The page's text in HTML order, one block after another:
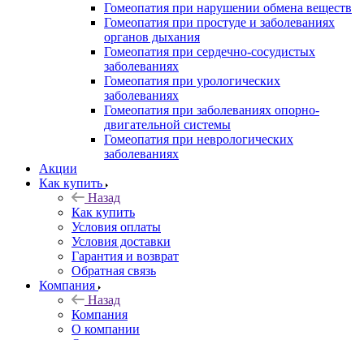
Гомеопатия при нарушении обмена веществ
Гомеопатия при простуде и заболеваниях
органов дыхания
Гомеопатия при сердечно-сосудистых
заболеваниях
Гомеопатия при урологических
заболеваниях
Гомеопатия при заболеваниях опорно-
двигательной системы
Гомеопатия при неврологических
заболеваниях
Акции
Как купить
Назад
Как купить
Условия оплаты
Условия доставки
Гарантия и возврат
Обратная связь
Компания
Назад
Компания
О компании